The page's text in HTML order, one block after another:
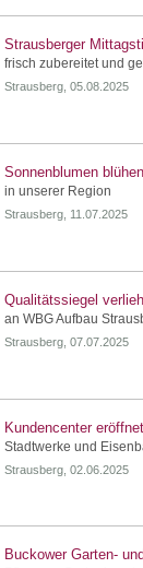
Strausberger
frisch zubereitet und
Strausberg, 05.08.2025
Sonnenblumen blühen
in unserer Region
Strausberg, 11.07.2025
Qualitätssiegel
an WBG Aufbau
Strausberg, 07.07.2025
Kundencenter eröffnet
Stadtwerke und
Strausberg, 02.06.2025
Buckower Garten-